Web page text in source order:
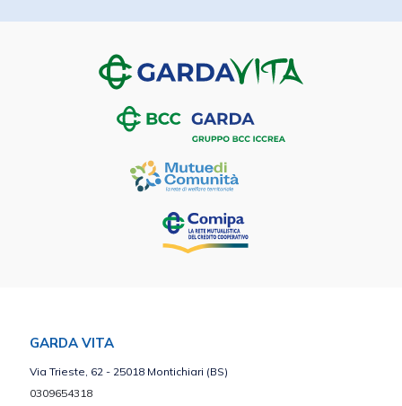
GARDA VITA
Via Trieste, 62 - 25018 Montichiari (BS)
0309654318